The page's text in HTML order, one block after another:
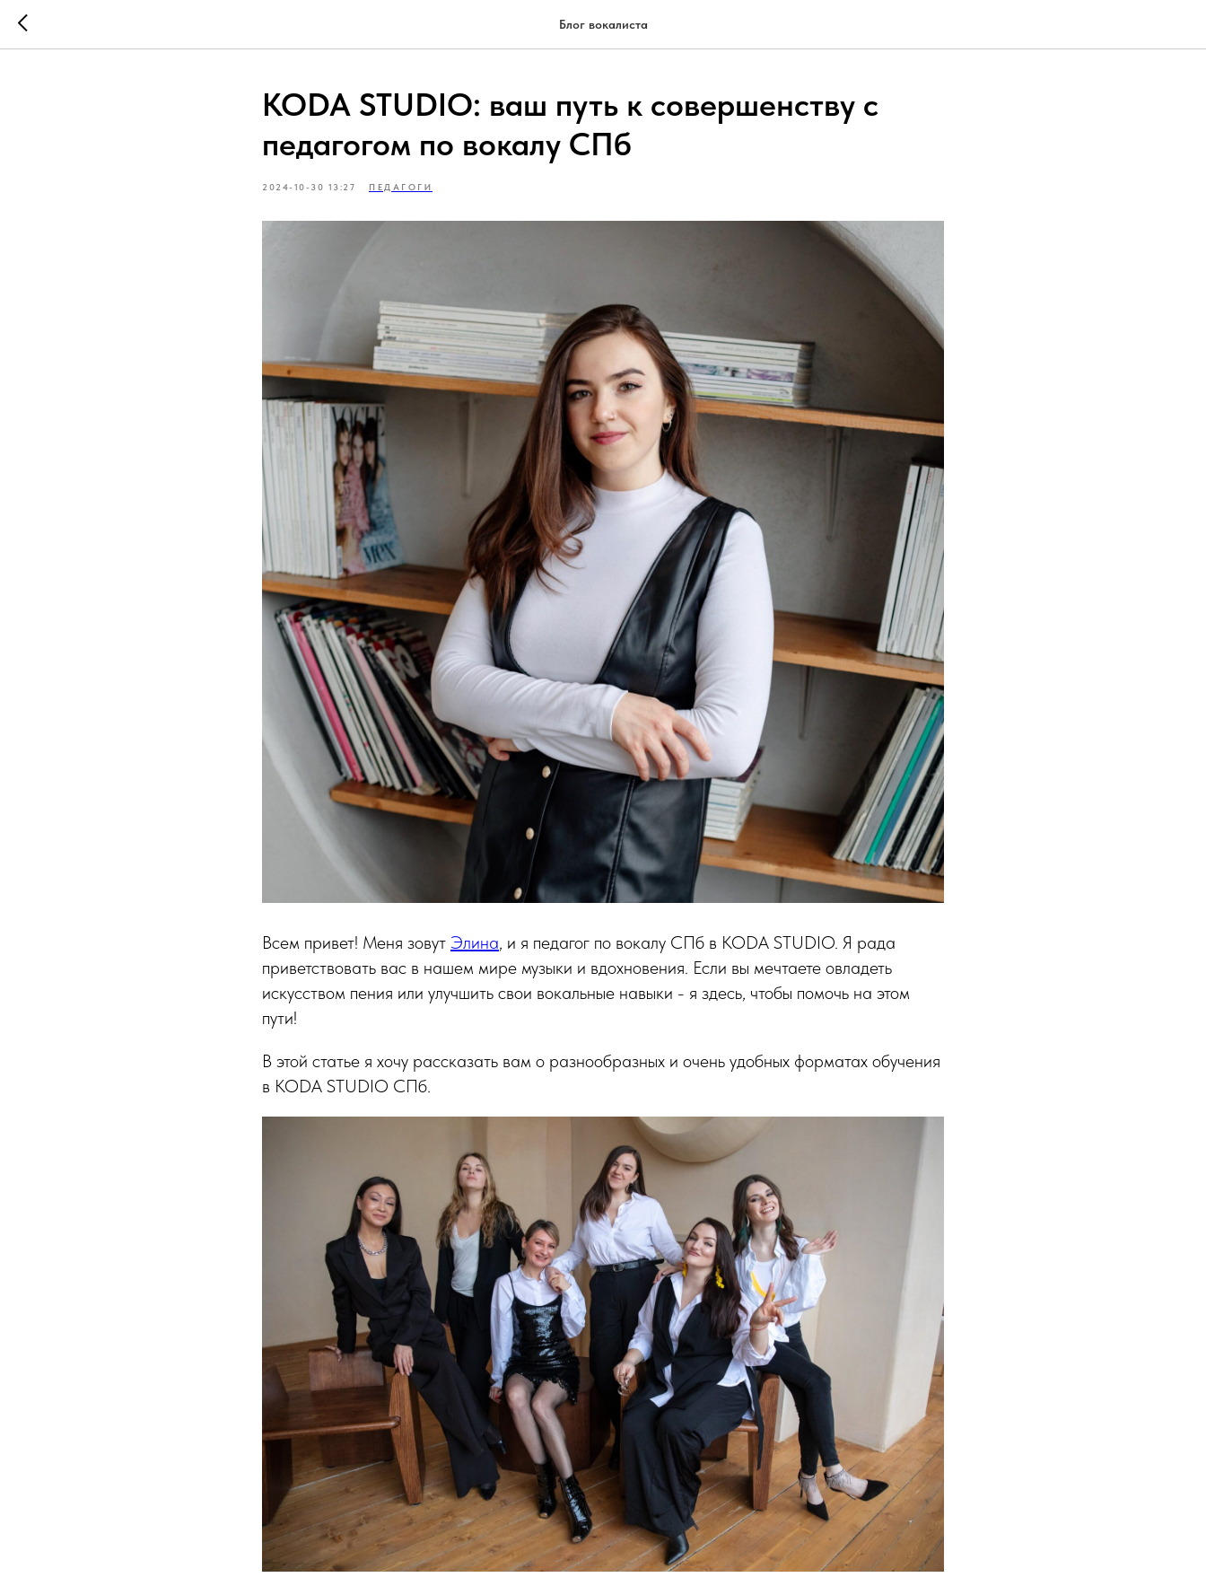
Блог вокалиста
KODA STUDIO: ваш путь к совершенству с
педагогом по вокалу СПб
2024-10-30 13:27 ПЕДАГОГИ
Всем привет! Меня зовут Элина, и я педагог по вокалу СПб в KODA STUDIO. Я рада
приветствовать вас в нашем мире музыки и вдохновения. Если вы мечтаете овладеть
искусством пения или улучшить свои вокальные навыки - я здесь, чтобы помочь на этом
пути!
В этой статье я хочу рассказать вам о разнообразных и очень удобных форматах обучения
в KODA STUDIO СПб.